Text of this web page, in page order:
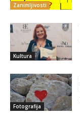
Zanimljivosti
Kultura
Fotografija